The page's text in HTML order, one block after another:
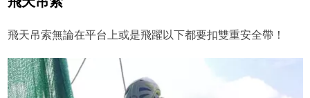
飛天吊索無論在平台上或是飛躍以下都要扣雙重安全帶！